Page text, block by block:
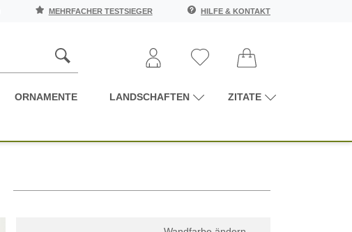
MEHRFACHER TESTSIEGER HILFE & KONTAKT
ORNAMENTE LANDSCHAFTEN ZITATE